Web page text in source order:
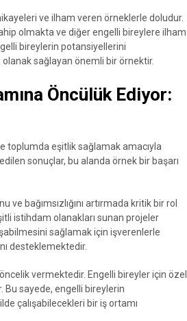
ve ilham veren örneklerle doludur.
olmakta ve diğer engelli bireylere ilham
bireylerin potansiyellerini
olanak sağlayan önemli bir örnektir.
Öncülük Ediyor:
toplumda eşitlik sağlamak amacıyla
sonuçlar, bu alanda örnek bir başarı
bağımsızlığını artırmada kritik bir rol
istihdam olanakları sunan projeler
sağlamak için işverenlerle
desteklemektedir.
vermektedir. Engelli bireyler için özel
Bu sayede, engelli bireylerin
çalışabilecekleri bir iş ortamı